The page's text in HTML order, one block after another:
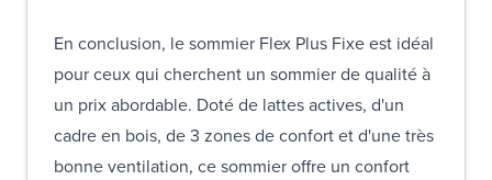
En conclusion, le sommier Flex Plus Fixe est idéal
pour ceux qui cherchent un sommier de qualité à
un prix abordable. Doté de lattes actives, d'un
cadre en bois, de 3 zones de confort et d'une très
bonne ventilation, ce sommier offre un confort